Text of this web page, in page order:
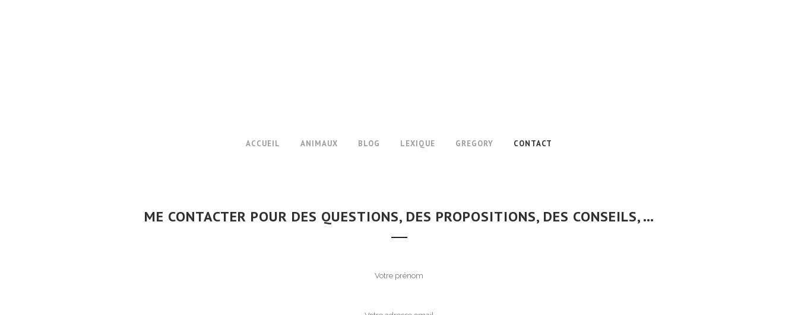
ACCUEIL ANIMAUX BLOG LEXIQUE GREGORY CONTACT
ME CONTACTER POUR DES QUESTIONS, DES PROPOSITIONS, DES CONSEILS, …